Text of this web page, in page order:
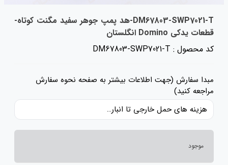
DM67803-SWP7021-T-هد پمپ جوهر سفید مگنت کوتاه-
قطعات یدکی Domino انگلستان
کد محصول : DM67803-SWP7021-T
مبدا سفارش (جهت اطلاعات بیشتر به صفحه نحوه سفارش
مراجعه کنید)
هزینه های حمل خارجی تا انبار ایران، حقوق گمرکی و عوارض و مالیات و سایر هزینه های کالا به قیمت ریالی کالا اضافه شده است و حمل داخلی رایگان می باشد.
موجود